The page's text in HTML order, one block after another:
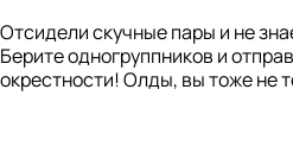
Отсидели скучные пары и не
Берите одногруппников и
окрестности! Олды, вы тоже не